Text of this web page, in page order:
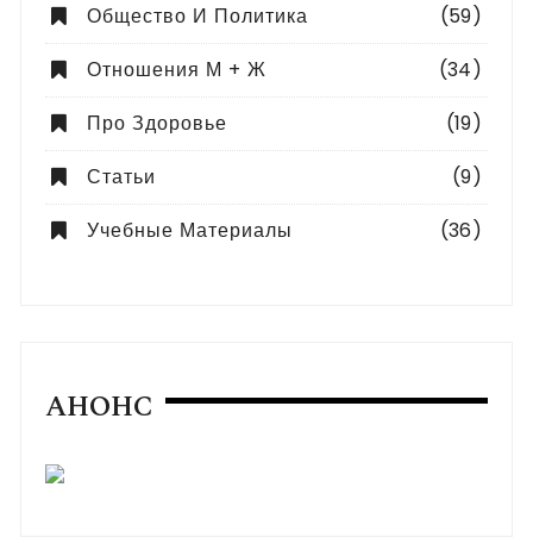
Общество И Политика
(59)
Отношения М + Ж
(34)
Про Здоровье
(19)
Статьи
(9)
Учебные Материалы
(36)
АНОНС